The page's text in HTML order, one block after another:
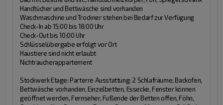
Handtücher und Bettwäsche sind vorhanden
Waschmaschine und Trockner stehen bei Bedarf zur Verfügung
Check-In ab 15:00 bis 18:00 Uhr
Check-Out bis 10:00 Uhr
Schlüsselübergabe erfolgt vor Ort
Haustiere sind nicht erlaubt
Nichtraucherappartement
Stockwerk Etage:Parterre Ausstattung: 2 Schlafräume, Backofen,
Bettwäsche vorhanden, Einzelbetten, Essecke, Fenster können
geöffnet werden, Fernseher, Fußende der Betten offen, Föhn,